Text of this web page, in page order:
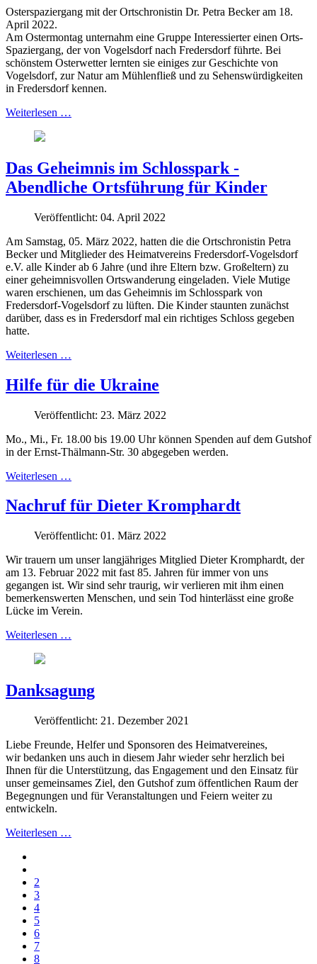
Osterspaziergang mit der Ortschronistin Dr. Petra Becker am 18.
April 2022.
Am Ostermontag unternahm eine Gruppe Interessierter einen Orts-
Spaziergang, der von Vogelsdorf nach Fredersdorf führte. Bei
schönstem Osterwetter lernten sie einiges zur Geschichte von
Vogelsdorf, zur Natur am Mühlenfließ und zu Sehenswürdigkeiten
in Fredersdorf kennen.
Weiterlesen …
Das Geheimnis im Schlosspark -
Abendliche Ortsführung für Kinder
Veröffentlicht: 04. April 2022
Am Samstag, 05. März 2022, hatten die die Ortschronistin Petra
Becker und Mitglieder des Heimatvereins Fredersdorf-Vogelsdorf
e.V. alle Kinder ab 6 Jahre (und ihre Eltern bzw. Großeltern) zu
einer geheimnisvollen Ortswanderung eingeladen. Viele Mutige
waren erschienen, um das Geheimnis im Schlosspark von
Fredersdorf-Vogelsdorf zu lüften. Die Kinder staunten zunächst
darüber, dass es in Fredersdorf mal ein richtiges Schloss gegeben
hatte.
Weiterlesen …
Hilfe für die Ukraine
Veröffentlicht: 23. März 2022
Mo., Mi., Fr. 18.00 bis 19.00 Uhr können Spenden auf dem Gutshof
in der Ernst-Thälmann-Str. 30 abgegeben werden.
Weiterlesen …
Nachruf für Dieter Kromphardt
Veröffentlicht: 01. März 2022
Wir trauern um unser langjähriges Mitglied Dieter Kromphardt, der
am 13. Februar 2022 mit fast 85. Jahren für immer von uns
gegangen ist. Wir sind sehr traurig, wir verlieren mit ihm einen
bemerkenswerten Menschen, und sein Tod hinterlässt eine große
Lücke im Verein.
Weiterlesen …
Danksagung
Veröffentlicht: 21. Dezember 2021
Liebe Freunde, Helfer und Sponsoren des Heimatvereines,
wir bedanken uns auch in diesem Jahr wieder sehr herzlich bei
Ihnen für die Unterstützung, das Engagement und den Einsatz für
unser gemeinsames Ziel, den Gutshof zum öffentlichen Raum der
Begegnungen und für Veranstaltungen und Feiern weiter zu
entwickeln.
Weiterlesen …
2
3
4
5
6
7
8